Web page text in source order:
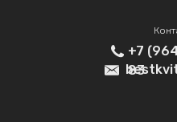
+7
83